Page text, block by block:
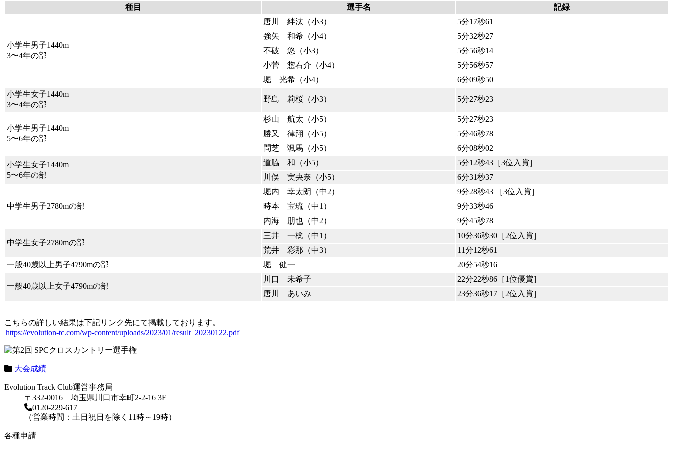
種目
選手名 記録
小学生男子1440m
3〜4年の部
唐川 絆汰（小3）
5分17秒61
強矢 和希（小4）
5分32秒27
不破 悠（小3）
5分56秒14
小菅 惣右介（小4）
5分56秒57
堀 光希（小4）
6分09秒50
小学生女子1440m
3〜4年の部
野島 莉桜（小3） 5分27秒23
小学生男子1440m
5〜6年の部
杉山 航太（小5）
5分27秒23
勝又 律翔（小5）
5分46秒78
問芝 颯馬（小5）
6分08秒02
小学生女子1440m
5〜6年の部
道脇 和（小5）
5分12秒43［3位入賞］
川俣 実央奈（小5）
6分31秒37
中学生男子2780mの部
堀内 幸太朗（中2）
9分28秒43 ［3位入賞］
時本 宝琉（中1）
9分33秒46
内海 朋也（中2）
9分45秒78
中学生女子2780mの部
三井 一檎（中1）
10分36秒30［2位入賞］
荒井 彩那（中3）
11分12秒61
一般40歳以上男子4790mの部
堀 健一 20分54秒16
一般40歳以上女子4790mの部
川口 未希子
22分22秒86［1位優賞］
唐川 あいみ
23分36秒17［2位入賞］
こちらの詳しい結果は下記リンク先にて掲載しております。
https://evolution-tc.com/wp-content/uploads/2023/01/result_20230122.pdf
大会成績
Evolution Track Club運営事務局
〒332-0016 埼玉県川口市幸町2-2-16 3F
0120-229-617
（営業時間：土日祝日を除く11時～19時）
各種申請